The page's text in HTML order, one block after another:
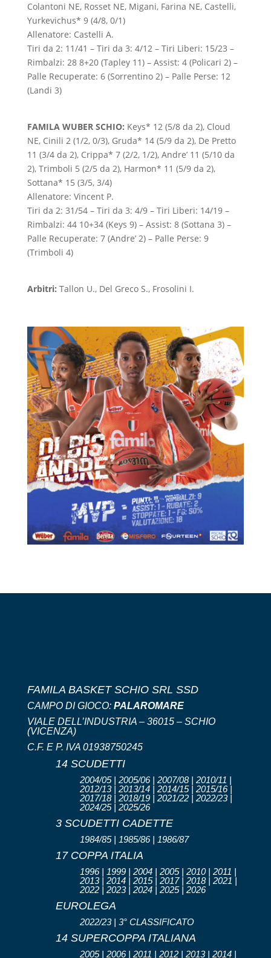
Colantoni NE, Rosset NE, Migani, Farina NE, Castelli,
Yurkevichus* 9 (4/8, 0/1)
Allenatore: Castelli A.
Tiri da 2: 11/41 – Tiri da 3: 4/12 – Tiri Liberi: 15/23 –
Rimbalzi: 28 8+20 (Tapley 11) – Assist: 4 (Policari 2) –
Palle Recuperate: 6 (Sorrentino 2) – Palle Perse: 12
(Landi 3)
FAMILA WUBER SCHIO: Keys* 12 (5/8 da 2), Cloud
NE, Cinili 2 (1/2, 0/3), Gruda* 14 (5/9 da 2), De Pretto
11 (3/4 da 2), Crippa* 7 (2/2, 1/2), Andre’ 11 (5/10 da
2), Trimboli 5 (2/5 da 2), Harmon* 11 (5/9 da 2),
Sottana* 15 (3/5, 3/4)
Allenatore: Vincent P.
Tiri da 2: 31/54 – Tiri da 3: 4/9 – Tiri Liberi: 14/19 –
Rimbalzi: 44 10+34 (Keys 9) – Assist: 8 (Sottana 3) –
Palle Recuperate: 7 (Andre’ 2) – Palle Perse: 9
(Trimboli 4)
Arbitri: Tallon U., Del Greco S., Frosolini I.
FAMILA BASKET SCHIO SRL SSD
CAMPO DI GIOCO: PALAROMARE
VIALE DELL’INDUSTRIA – 36015 – SCHIO
(VICENZA)
C.F. E P. IVA 01938750245
14 SCUDETTI
2004/05 | 2005/06 | 2007/08 | 2010/11 |
2012/13 | 2013/14 | 2014/15 | 2015/16 |
2017/18 | 2018/19 | 2021/22 | 2022/23 |
2024/25 | 2025/26
3 SCUDETTI CADETTE
1984/85 | 1985/86 | 1986/87
17 COPPA ITALIA
1996 | 1999 | 2004 | 2005 | 2010 | 2011 |
2013 | 2014 | 2015 | 2017 | 2018 | 2021 |
2022 | 2023 | 2024 | 2025 | 2026
EUROLEGA
2022/23 | 3° CLASSIFICATO
14 SUPERCOPPA ITALIANA
2005 | 2006 | 2011 | 2012 | 2013 | 2014 |